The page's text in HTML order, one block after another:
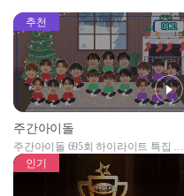
추천
주간아이돌
주간아이돌 695회 하이라이트 특집 남
자아이돌편 예고
인기